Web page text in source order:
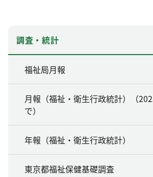
調査・統計
福祉局月報
月報（福祉・衛生行政統計）（
で）
年報（福祉・衛生行政統計）
東京都福祉保健基礎調査